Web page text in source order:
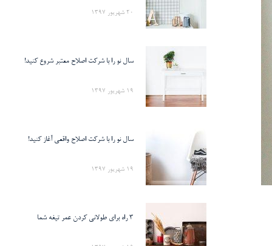
20 شهریور 1397
سال نو را با شرکت اصلاح معتبر شروع کنید!
19 شهریور 1397
سال نو را با شرکت اصلاح واقعی آغاز کنید!
19 شهریور 1397
3 راه برای طولانی کردن عمر تیغه شما